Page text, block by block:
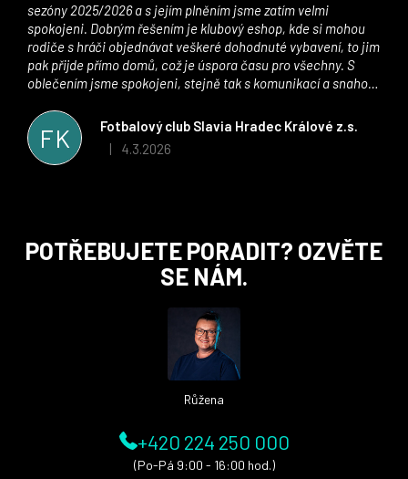
FK
Fotbalový club Slavia Hradec Králové z.s.
Hodnocení obchodu je 5 z 5 hvězdiček.
| 4.3.2026
sezóny 2025/2026 a s jejím plněním jsme zatím velmi
spokojeni. Dobrým řešením je klubový eshop, kde si mohou
rodiče s hráči objednávat veškeré dohodnuté vybavení, to jim
pak přijde přímo domů, což je úspora času pro všechny. S
oblečením jsme spokojeni, stejně tak s komunikací a snahou
stran. Věříme, že v tomto duchu bude spolupráce pokračovat
i nadále, nyní už začínáme řešit i první sady dresů ;)
POTŘEBUJETE PORADIT? OZVĚTE
SE NÁM.
Růžena
+420 224 250 000
(Po-Pá 9:00 - 16:00 hod.)